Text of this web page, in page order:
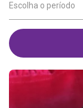
Escolha o período